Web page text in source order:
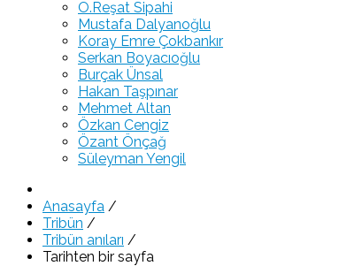
O.Reşat Sipahi
Mustafa Dalyanoğlu
Koray Emre Çokbankır
Serkan Boyacıoğlu
Burçak Ünsal
Hakan Taşpınar
Mehmet Altan
Özkan Cengiz
Özant Önçağ
Süleyman Yengil
Anasayfa /
Tribün /
Tribün anıları /
Tarihten bir sayfa